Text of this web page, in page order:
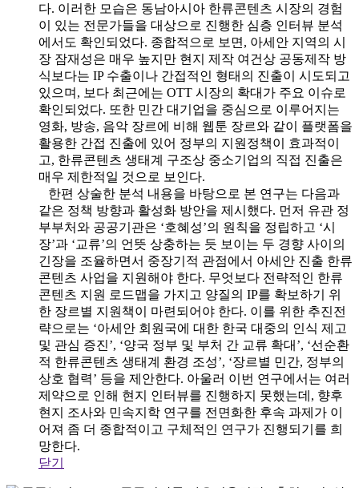
다. 이러한 모습은 동남아시아 한류콘텐츠 시장의 경험
이 있는 전문가들을 대상으로 진행한 심층 인터뷰 분석
에서도 확인되었다. 종합적으로 보면, 아세안 지역의 시
장 잠재성은 매우 높지만 현지 제작 여건상 공동제작 방
식보다는 IP 수출이나 간접적인 형태의 진출이 시도되고
있으며, 보다 최근에는 OTT 시장의 확대가 주요 이슈로
확인되었다. 또한 민간 대기업을 중심으로 이루어지는
영화, 방송, 음악 장르에 비해 웹툰 장르와 같이 플랫폼을
활용한 간접 진출에 있어 정부의 지원정책이 효과적이
고, 한류콘텐츠 생태계 구조상 중소기업의 직접 진출은
매우 제한적일 것으로 보인다.
한편 상술한 분석 내용을 바탕으로 본 연구는 다음과
같은 정책 방향과 활성화 방안을 제시했다. 먼저 유관 정
부부처와 공공기관은 ‘호혜성’의 원칙을 정립하고 ‘시
장’과 ‘교류’의 언뜻 상충하는 듯 보이는 두 경향 사이의
긴장을 조율하면서 중장기적 관점에서 아세안 진출 한류
콘텐츠 사업을 지원해야 한다. 무엇보다 전략적인 한류
콘텐츠 지원 로드맵을 가지고 양질의 IP를 확보하기 위
한 장르별 지원책이 마련되어야 한다. 이를 위한 추진전
략으로는 ‘아세안 회원국에 대한 한국 대중의 인식 제고
및 관심 증진’, ‘양국 정부 및 부처 간 교류 확대’, ‘선순환
적 한류콘텐츠 생태계 환경 조성’, ‘장르별 민간, 정부의
상호 협력’ 등을 제안한다. 아울러 이번 연구에서는 여러
제약으로 인해 현지 인터뷰를 진행하지 못했는데, 향후
현지 조사와 민속지학 연구를 전면화한 후속 과제가 이
어져 좀 더 종합적이고 구체적인 연구가 진행되기를 희
망한다.
닫기